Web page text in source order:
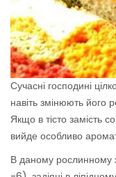
Сучасні господині
навіть змінюють його
Якщо в тісто замість
вийде особливо
В даному рослинному